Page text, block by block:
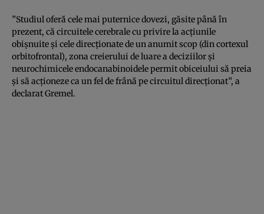
”Studiul oferă cele mai puternice dovezi, găsite până în
prezent, că circuitele cerebrale cu privire la acţiunile
obişnuite şi cele direcţionate de un anumit scop (din cortexul
orbitofrontal), zona creierului de luare a deciziilor şi
neurochimicele endocanabinoidele permit obiceiului să preia
şi să acţioneze ca un fel de frână pe circuitul direcţionat”, a
declarat Gremel.